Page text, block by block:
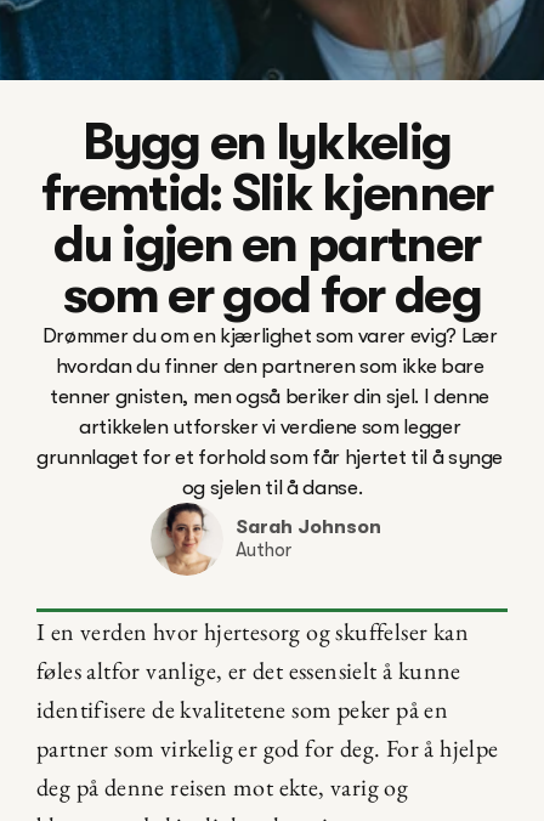
Bygg en lykkelig
fremtid: Slik kjenner
du igjen en partner
som er god for deg
Drømmer du om en kjærlighet som varer evig? Lær
hvordan du finner den partneren som ikke bare
tenner gnisten, men også beriker din sjel. I denne
artikkelen utforsker vi verdiene som legger
grunnlaget for et forhold som får hjertet til å synge
Sarah Johnson
Author
I en verden hvor hjertesorg og skuffelser kan
føles altfor vanlige, er det essensielt å kunne
identifisere de kvalitetene som peker på en
partner som virkelig er god for deg. For å hjelpe
deg på denne reisen mot ekte, varig og